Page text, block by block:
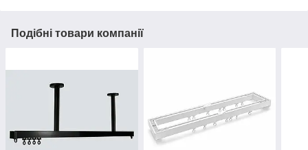
Подібні товари компанії